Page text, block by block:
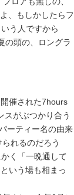
、もしかしたらフ
う人ですから
の頭の、ロングラ
催された7hours
スがぶつかり合う
ーティー名の由来
れるのだろう
く「一晩通して
いう場も相まっ